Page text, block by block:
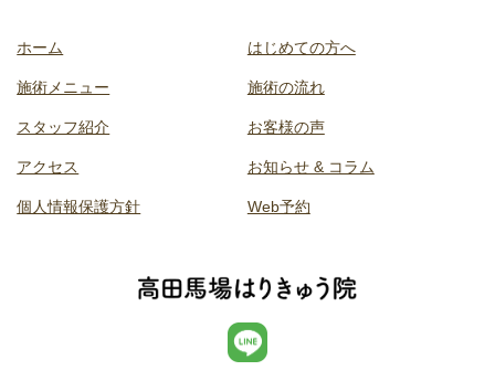
ホーム はじめての方へ
施術メニュー 施術の流れ
スタッフ紹介 お客様の声
アクセス お知らせ & コラム
個人情報保護方針 Web予約